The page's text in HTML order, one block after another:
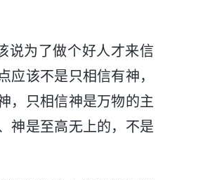
说为了做个好人才来信
应该不是只相信有神，
，只相信神是万物的主
神是至高无上的，不是